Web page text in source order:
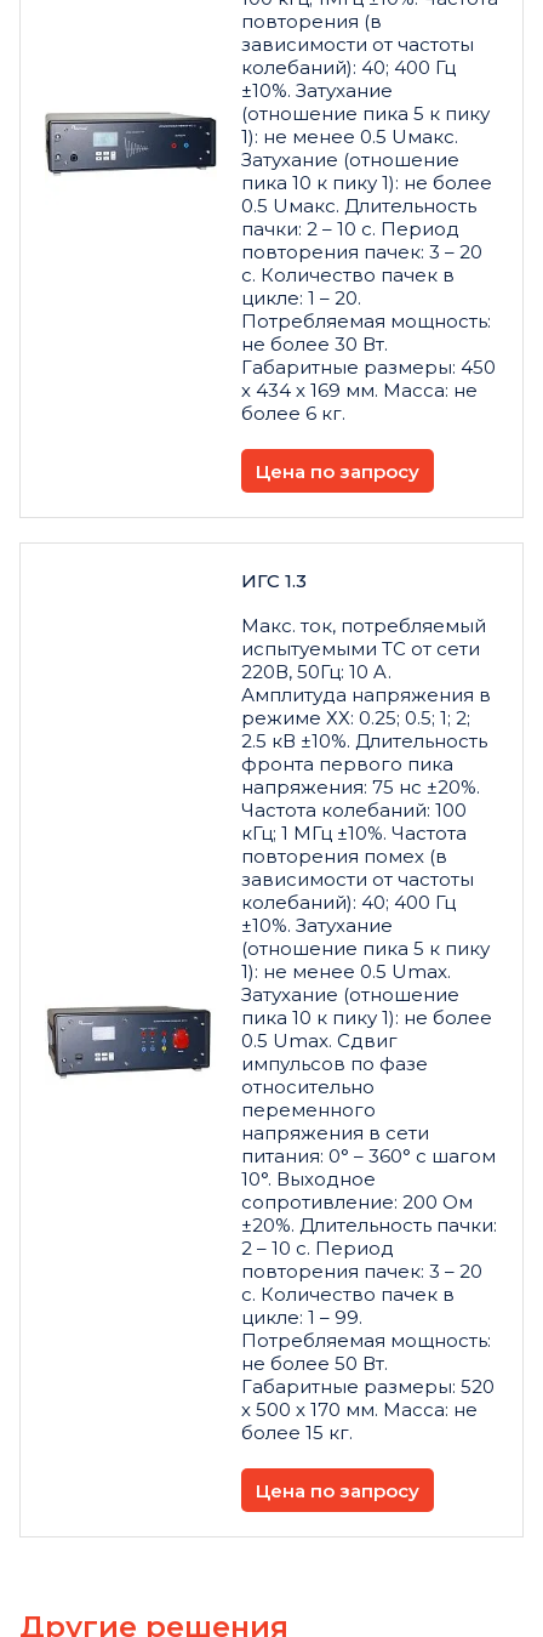
повторения (в
зависимости от частоты
колебаний): 40; 400 Гц
±10%. Затухание
(отношение пика 5 к пику
1): не менее 0.5 Uмакс.
Затухание (отношение
пика 10 к пику 1): не более
0.5 Uмакс. Длительность
пачки: 2 – 10 с. Период
повторения пачек: 3 – 20
с. Количество пачек в
цикле: 1 – 20.
Потребляемая мощность:
не более 30 Вт.
Габаритные размеры: 450
х 434 х 169 мм. Масса: не
более 6 кг.
Цена по запросу
ИГС 1.3
Макс. ток, потребляемый
испытуемыми ТС от сети
220В, 50Гц: 10 A.
Амплитуда напряжения в
режиме ХХ: 0.25; 0.5; 1; 2;
2.5 кВ ±10%. Длительность
фронта первого пика
напряжения: 75 нс ±20%.
Частота колебаний: 100
кГц; 1 МГц ±10%. Частота
повторения помех (в
зависимости от частоты
колебаний): 40; 400 Гц
±10%. Затухание
(отношение пика 5 к пику
1): не менее 0.5 Umax.
Затухание (отношение
пика 10 к пику 1): не более
0.5 Umax. Сдвиг
импульсов по фазе
относительно
переменного
напряжения в сети
питания: 0° – 360° с шагом
10°. Выходное
сопротивление: 200 Ом
±20%. Длительность пачки:
2 – 10 с. Период
повторения пачек: 3 – 20
с. Количество пачек в
цикле: 1 – 99.
Потребляемая мощность:
не более 50 Вт.
Габаритные размеры: 520
х 500 х 170 мм. Масса: не
более 15 кг.
Цена по запросу
Другие решения